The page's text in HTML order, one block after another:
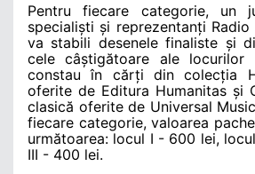
Pentru fiecare categorie, un
specialiști și reprezentanți Radio
va stabili desenele finaliste și
cele câștigătoare ale locurilor
constau în cărți din colecția
oferite de Editura Humanitas și
clasică oferite de Universal
fiecare categorie, valoarea
următoarea: locul I - 600 lei,
III - 400 lei.